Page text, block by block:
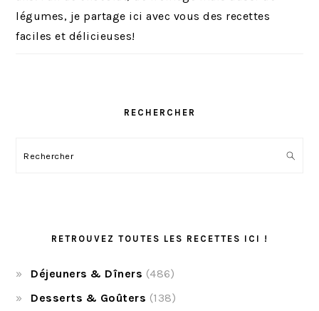
légumes, je partage ici avec vous des recettes
faciles et délicieuses!
RECHERCHER
Rechercher
RETROUVEZ TOUTES LES RECETTES ICI !
Déjeuners & Dîners (486)
Desserts & Goûters (138)